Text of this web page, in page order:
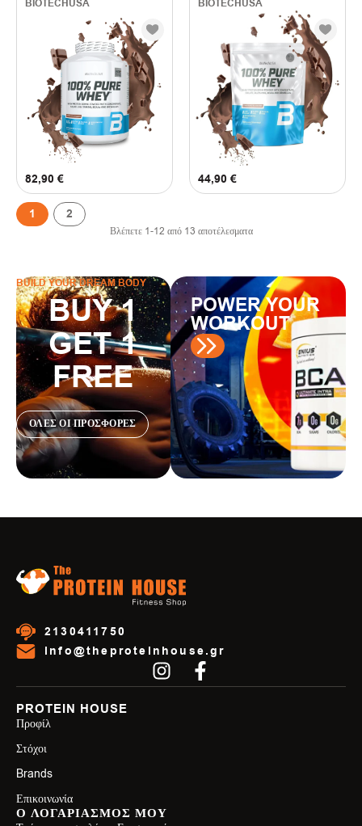
Βλέπετε 1-12 από 13 αποτέλεσματα
BIOTECHUSA
82,90 €
BIOTECHUSA
44,90 €
1 2
BUILD YOUR DREAM BODY
BUY 1
GET 1
FREE
ΟΛΕΣ ΟΙ ΠΡΟΣΦΟΡΕΣ
POWER YOUR
WORKOUT
2130411750
info@theproteinhouse.gr
PROTEIN HOUSE
Προφίλ
Στόχοι
Brands
Επικοινωνία
Ο ΛΟΓΑΡΙΑΣΜΟΣ ΜΟΥ